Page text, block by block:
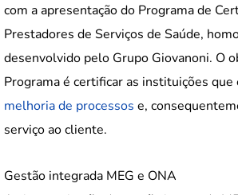
com a apresentação do Programa de
Prestadores de Serviços de Saúde,
desenvolvido pelo Grupo Giovanoni. O
Programa é certificar as instituições que
melhoria de processos e,
serviço ao cliente.
Gestão integrada MEG e ONA